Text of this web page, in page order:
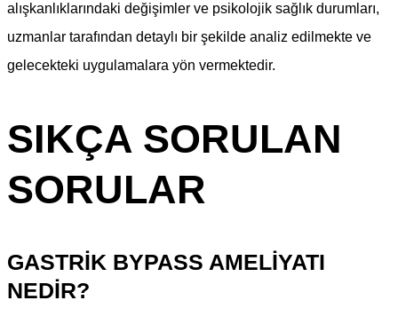
alışkanlıklarındaki değişimler ve psikolojik sağlık durumları,
uzmanlar tarafından detaylı bir şekilde analiz edilmekte ve
gelecekteki uygulamalara yön vermektedir.
SIKÇA SORULAN
SORULAR
GASTRIK BYPASS AMELIYATI
NEDIR?